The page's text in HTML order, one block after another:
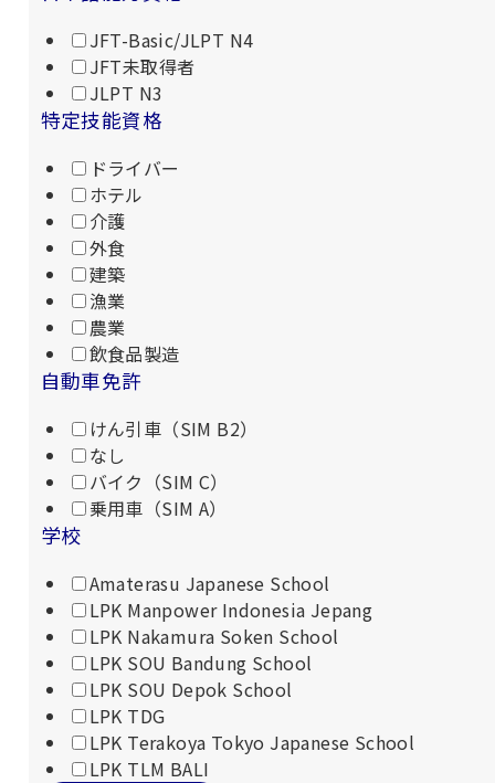
JFT-Basic/JLPT N4
JFT未取得者
JLPT N3
特定技能資格
ドライバー
ホテル
介護
外食
建築
漁業
農業
飲食品製造
自動車免許
けん引車（SIM B2）
なし
バイク（SIM C）
乗用車（SIM A）
学校
Amaterasu Japanese School
LPK Manpower Indonesia Jepang
LPK Nakamura Soken School
LPK SOU Bandung School
LPK SOU Depok School
LPK TDG
LPK Terakoya Tokyo Japanese School
LPK TLM BALI